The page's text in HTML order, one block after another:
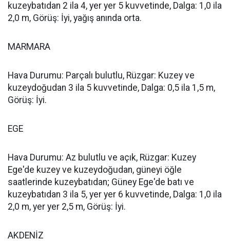
kuzeybatıdan 2 ila 4, yer yer 5 kuvvetinde, Dalga: 1,0 ila
2,0 m, Görüş: İyi, yağış anında orta.
MARMARA
Hava Durumu: Parçalı bulutlu, Rüzgar: Kuzey ve
kuzeydoğudan 3 ila 5 kuvvetinde, Dalga: 0,5 ila 1,5 m,
Görüş: İyi.
EGE
Hava Durumu: Az bulutlu ve açık, Rüzgar: Kuzey
Ege'de kuzey ve kuzeydoğudan, güneyi öğle
saatlerinde kuzeybatıdan; Güney Ege'de batı ve
kuzeybatıdan 3 ila 5, yer yer 6 kuvvetinde, Dalga: 1,0 ila
2,0 m, yer yer 2,5 m, Görüş: İyi.
AKDENİZ